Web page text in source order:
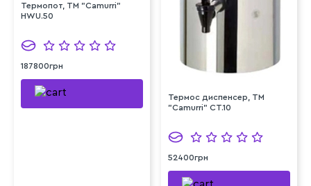
Термопот, TM "Camurri"
HWU.50
187800грн
Термос диспенсер, TM
"Camurri" CT.10
52400грн